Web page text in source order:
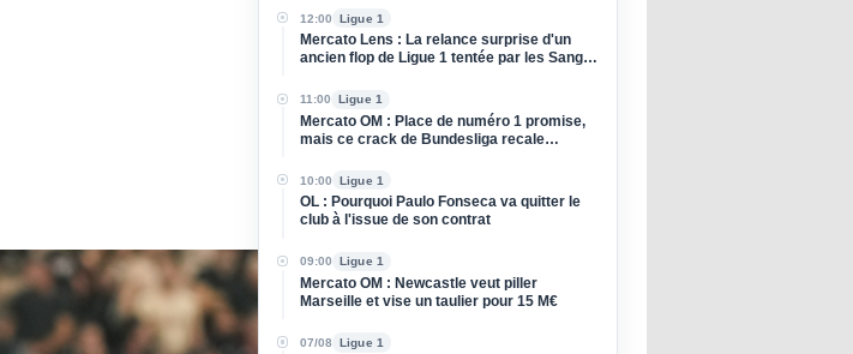
12:00 Ligue 1
Mercato Lens : La relance surprise d'un
ancien flop de Ligue 1 tentée par les Sang
11:00 Ligue 1
Mercato OM : Place de numéro 1 promise,
mais ce crack de Bundesliga recale
10:00 Ligue 1
OL : Pourquoi Paulo Fonseca va quitter le
club à l'issue de son contrat
09:00 Ligue 1
Mercato OM : Newcastle veut piller
Marseille et vise un taulier pour 15 M€
07/08 Ligue 1